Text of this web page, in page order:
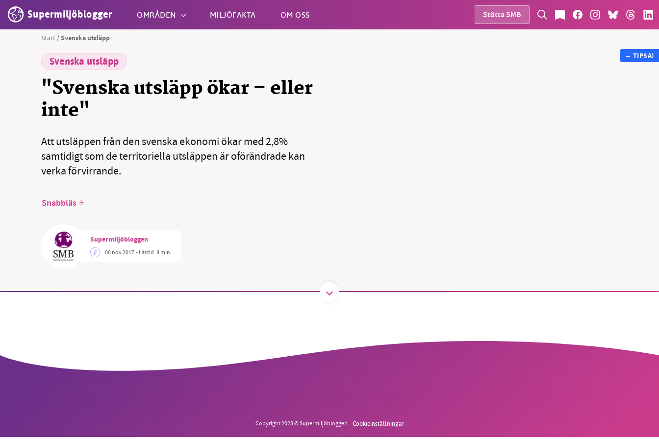
Supermiljöbloggen OMRÅDEN MILJÖFAKTA OM OSS Stötta SMB
Shift + S
Start /Svenska utsläpp
Svenska utsläpp
"Svenska utsläpp ökar – eller
inte"
Att utsläppen från den svenska ekonomi ökar med 2,8%
samtidigt som de territoriella utsläppen är oförändrade kan
verka förvirrande.
Snabbläs
Supermiljöbloggen
06 nov 2017• Lästid:8 min
← TIPSA!
Copyright 2023 © Supermiljöbloggen Cookieinställningar
ideella redaktion drivit miljödebatten framåt genom
Stötta vårt arbete genom att swisha en slant till